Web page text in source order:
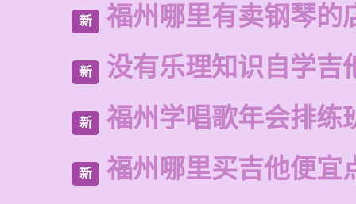
新 福州哪里有卖钢琴的
新 没有乐理知识自学吉
新 福州学唱歌年会排练
新 福州哪里买吉他便宜